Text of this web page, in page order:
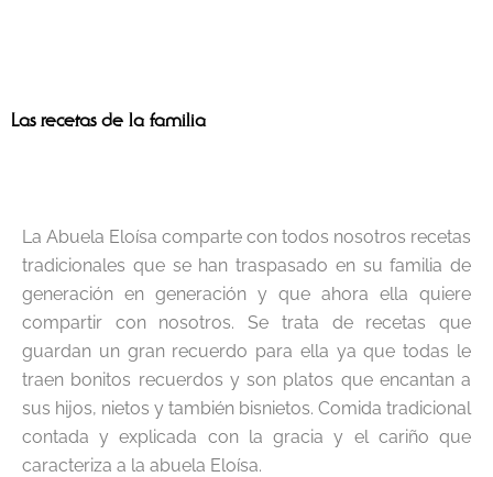
Las recetas de la familia
La Abuela Eloísa comparte con todos nosotros recetas
tradicionales que se han traspasado en su familia de
generación en generación y que ahora ella quiere
compartir con nosotros. Se trata de recetas que
guardan un gran recuerdo para ella ya que todas le
traen bonitos recuerdos y son platos que encantan a
sus hijos, nietos y también bisnietos. Comida tradicional
contada y explicada con la gracia y el cariño que
caracteriza a la abuela Eloísa.